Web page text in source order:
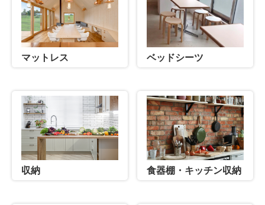
マットレス ベッドシーツ
収納 食器棚・キッチン収納